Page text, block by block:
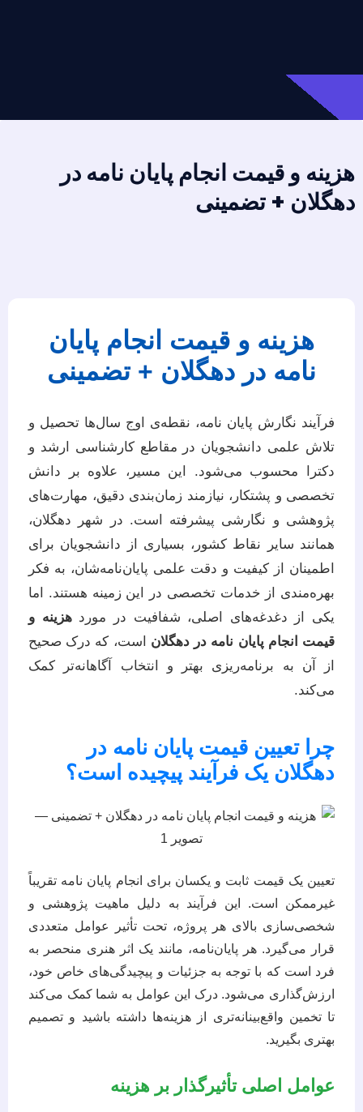
هزینه و قیمت انجام پایان نامه در
دهگلان + تضمینی
هزینه و قیمت انجام پایان
نامه در دهگلان + تضمینی
فرآیند نگارش پایان نامه، نقطه‌ی اوج سال‌ها تحصیل و
تلاش علمی دانشجویان در مقاطع کارشناسی ارشد و
دکترا محسوب می‌شود. این مسیر، علاوه بر دانش
تخصصی و پشتکار، نیازمند زمان‌بندی دقیق، مهارت‌های
پژوهشی و نگارشی پیشرفته است. در شهر دهگلان،
همانند سایر نقاط کشور، بسیاری از دانشجویان برای
اطمینان از کیفیت و دقت علمی پایان‌نامه‌شان، به فکر
بهره‌مندی از خدمات تخصصی در این زمینه هستند. اما
یکی از دغدغه‌های اصلی، شفافیت در موردهزینه و
قیمت انجام پایان نامه در دهگلان است، که درک صحیح
از آن به برنامه‌ریزی بهتر و انتخاب آگاهانه‌تر کمک
می‌کند.
چرا تعیین قیمت پایان نامه در
دهگلان یک فرآیند پیچیده است؟
تعیین یک قیمت ثابت و یکسان برای انجام پایان نامه تقریباً
غیرممکن است. این فرآیند به دلیل ماهیت پژوهشی و
شخصی‌سازی بالای هر پروژه، تحت تأثیر عوامل متعددی
قرار می‌گیرد. هر پایان‌نامه، مانند یک اثر هنری منحصر به
فرد است که با توجه به جزئیات و پیچیدگی‌های خاص خود،
ارزش‌گذاری می‌شود. درک این عوامل به شما کمک می‌کند
تا تخمین واقع‌بینانه‌تری از هزینه‌ها داشته باشید و تصمیم
بهتری بگیرید.
عوامل اصلی تأثیرگذار بر هزینه